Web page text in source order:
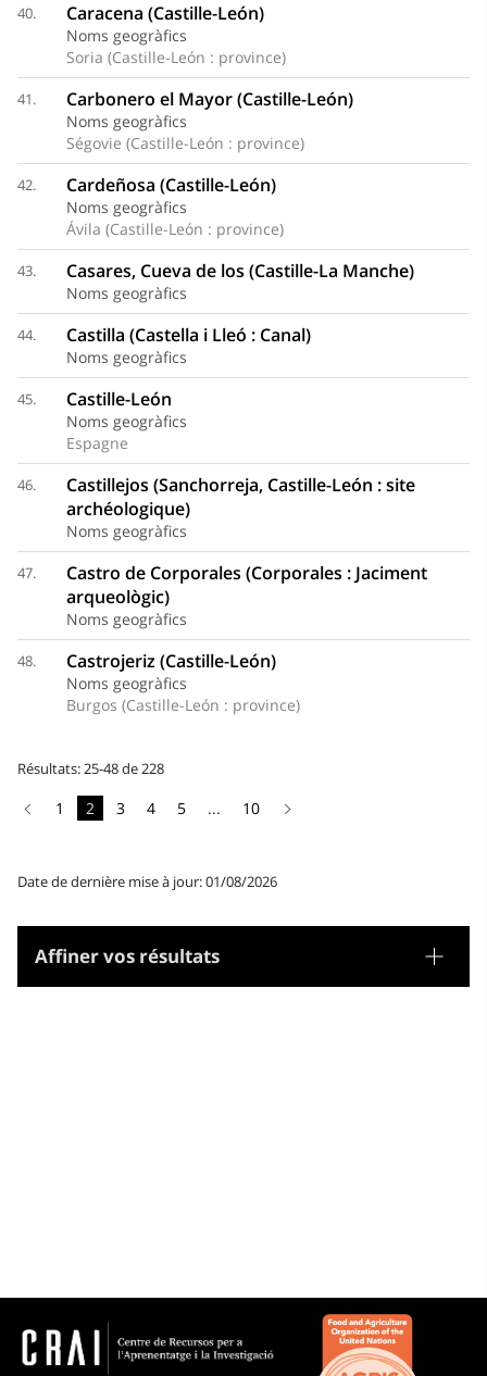
Affiner vos résultats
Tesaurus
40. Caracena (Castille-León)
Noms geogràfics
Soria (Castille-León : province)
41. Carbonero el Mayor (Castille-León)
Noms geogràfics
Ségovie (Castille-León : province)
42. Cardeñosa (Castille-León)
Noms geogràfics
Ávila (Castille-León : province)
43. Casares, Cueva de los (Castille-La Manche)
Noms geogràfics
44. Castilla (Castella i Lleó : Canal)
Noms geogràfics
45. Castille-León
Noms geogràfics
Espagne
46.
Castillejos (Sanchorreja, Castille-León : site
archéologique)
Noms geogràfics
47.
Castro de Corporales (Corporales : Jaciment
arqueològic)
Noms geogràfics
48. Castrojeriz (Castille-León)
Noms geogràfics
Burgos (Castille-León : province)
Résultats: 25-48 de 228
1 2 3 4 5 ... 10
Date de dernière mise à jour: 01/08/2026